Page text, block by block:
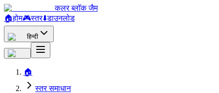
कलर ब्लॉक जैम
🏠होम🎮स्तर⬇️डाउनलोड
हिन्दी
🏠
स्तर समाधान